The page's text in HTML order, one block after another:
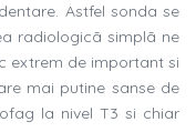
Astfel sonda se
radiologicã simplã ne
extrem de important si
mai putine sanse de
la nivel T3 si chiar